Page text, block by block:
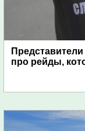
про рейды,